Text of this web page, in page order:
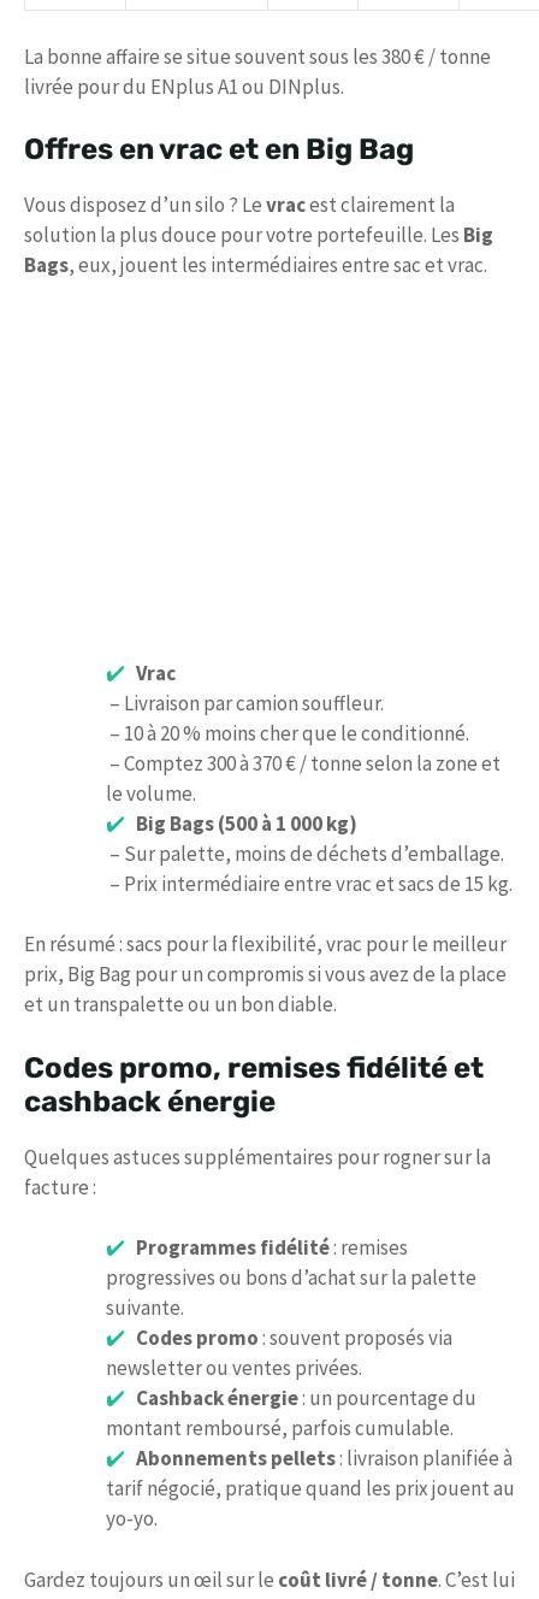
La bonne affaire se situe souvent sous les 380 € / tonne
livrée pour du ENplus A1 ou DINplus.
Offres en vrac et en Big Bag
Vous disposez d’un silo ? Levracest clairement la
solution la plus douce pour votre portefeuille. Les Big
Bags, eux, jouent les intermédiaires entre sac et vrac.
Vrac
– Livraison par camion souffleur.
– 10 à 20 % moins cher que le conditionné.
– Comptez 300 à 370 € / tonne selon la zone et
le volume.
Big Bags (500 à 1 000 kg)
– Sur palette, moins de déchets d’emballage.
– Prix intermédiaire entre vrac et sacs de 15 kg.
En résumé : sacs pour la flexibilité, vrac pour le meilleur
prix, Big Bag pour un compromis si vous avez de la place
et un transpalette ou un bon diable.
Codes promo, remises fidélité et
cashback énergie
Quelques astuces supplémentaires pour rogner sur la
facture :
Programmes fidélité: remises
progressives ou bons d’achat sur la palette
suivante.
Codes promo: souvent proposés via
newsletter ou ventes privées.
Cashback énergie: un pourcentage du
montant remboursé, parfois cumulable.
Abonnements pellets: livraison planifiée à
tarif négocié, pratique quand les prix jouent au
yo-yo.
Gardez toujours un œil sur le coût livré / tonne. C’est lui